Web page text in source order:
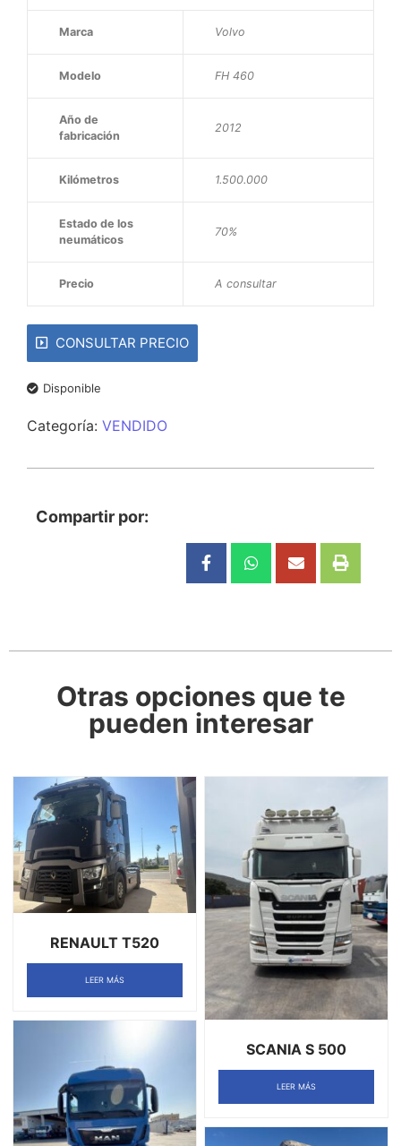
Marca Volvo
Modelo FH 460
Año de
fabricación
2012
Kilómetros 1.500.000
Estado de los
neumáticos
70%
Precio A consultar
CONSULTAR PRECIO
Disponible
Categoría: VENDIDO
Compartir por:
Otras opciones que te
pueden interesar
RENAULT T520
LEER MÁS
SCANIA S 500
LEER MÁS